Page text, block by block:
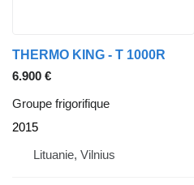
THERMO KING - T 1000R
6.900 €
Groupe frigorifique
2015
Lituanie, Vilnius